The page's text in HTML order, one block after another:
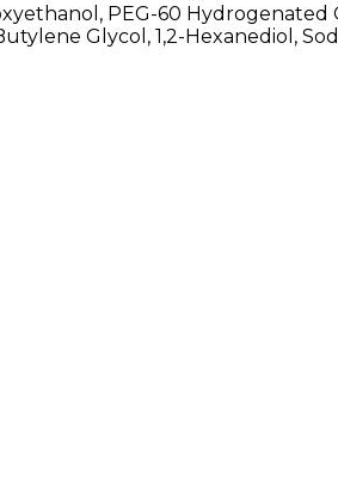
PEG-60 Hydrogenated
Glycol, 1,2-Hexanediol,